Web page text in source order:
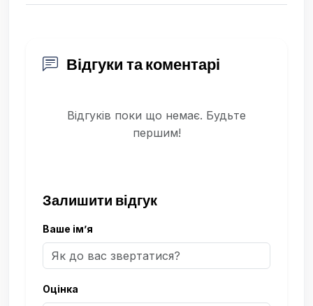
Відгуки та коментарі
Відгуків поки що немає. Будьте
першим!
Залишити відгук
Ваше ім’я
Оцінка